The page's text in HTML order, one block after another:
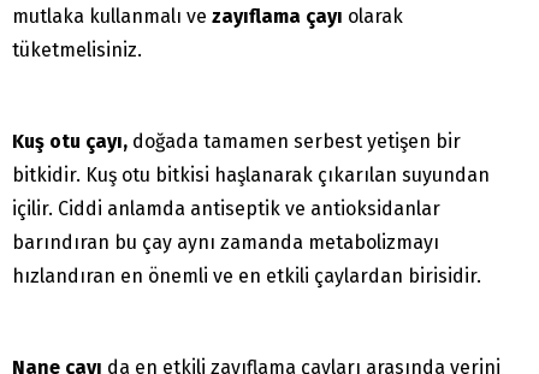
mutlaka kullanmalı ve zayıflama çayı olarak
tüketmelisiniz.
Kuş otu çayı, doğada tamamen serbest yetişen bir
bitkidir. Kuş otu bitkisi haşlanarak çıkarılan suyundan
içilir. Ciddi anlamda antiseptik ve antioksidanlar
barındıran bu çay aynı zamanda metabolizmayı
hızlandıran en önemli ve en etkili çaylardan birisidir.
Nane çayı da en etkili zayıflama çayları arasında yerini